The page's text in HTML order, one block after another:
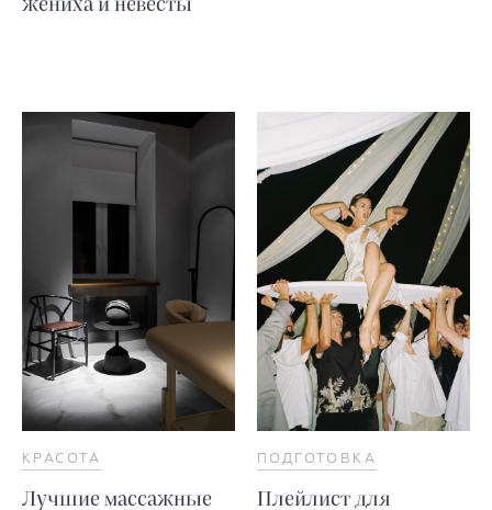
жениха и невесты
КРАСОТА
Лучшие массажные
ПОДГОТОВКА
Плейлист для